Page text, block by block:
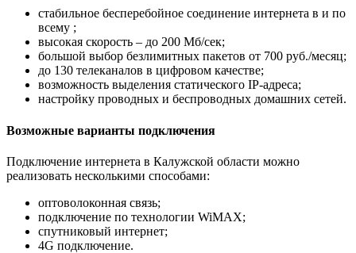
стабильное бесперебойное соединение интернета в и по
всему ;
высокая скорость – до 200 Мб/сек;
большой выбор безлимитных пакетов от 700 руб./месяц;
до 130 телеканалов в цифровом качестве;
возможность выделения статического IP-адреса;
настройку проводных и беспроводных домашних сетей.
Возможные варианты подключения
Подключение интернета в Калужской области можно
реализовать несколькими способами:
оптоволоконная связь;
подключение по технологии WiMAX;
спутниковый интернет;
4G подключение.